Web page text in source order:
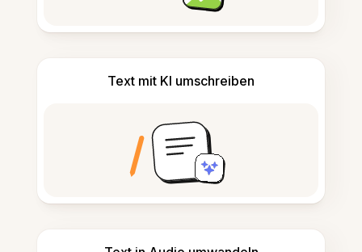
Text mit KI umschreiben